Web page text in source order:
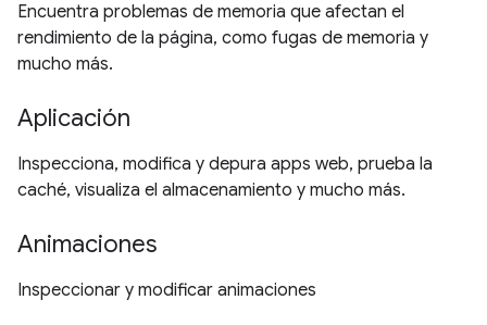
Encuentra problemas de memoria que afectan el
rendimiento de la página, como fugas de memoria y
mucho más.
Aplicación
Inspecciona, modifica y depura apps web, prueba la
caché, visualiza el almacenamiento y mucho más.
Animaciones
Inspeccionar y modificar animaciones